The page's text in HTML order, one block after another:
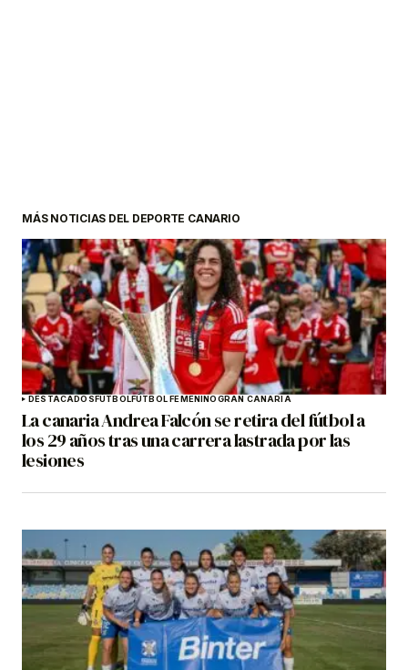
MÁS NOTICIAS DEL DEPORTE CANARIO
DESTACADOSFÚTBOLFÚTBOL FEMENINOGRAN CANARIA
La canaria Andrea Falcón se retira del fútbol a
los 29 años tras una carrera lastrada por las
lesiones